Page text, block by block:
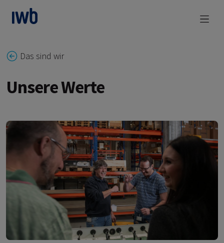
zum Main Content
Das sind wir
Unsere Werte